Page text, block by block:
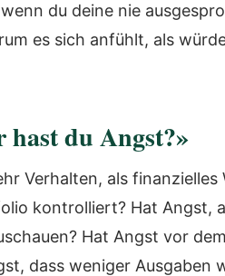
du deine nie
es sich anfühlt, als
hast du Angst?»
Verhalten, als
kontrolliert? Hat Angst,
Hat Angst vor
dass weniger Ausgaben